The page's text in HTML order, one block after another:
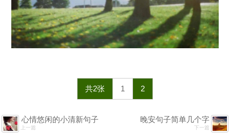
共2张 1 2
心情悠闲的小清新句子
上一篇
晚安句子简单几个字
下一篇